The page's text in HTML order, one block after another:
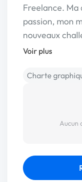
Freelance. Ma
passion, mon
nouveaux
Voir plus
Charte
Aucun